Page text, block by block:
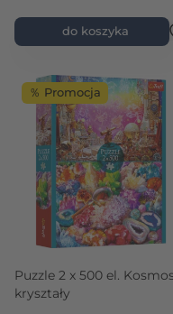
do koszyka
％ Promocja
Puzzle 2 x 500 el.
kryształy